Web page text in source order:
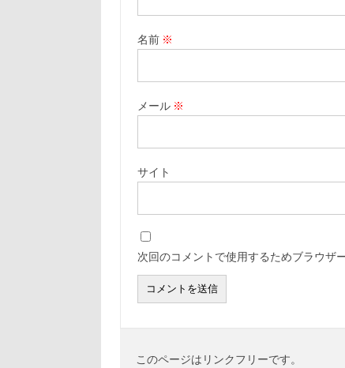
名前 ※
メール ※
サイト
次回のコメントで使用するためブラウザ
このページはリンクフリーです。